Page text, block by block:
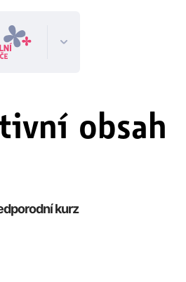
obsah
kurz